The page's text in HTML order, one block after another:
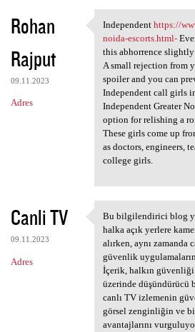
Rohan
Rajput
09.11.2023
Adres
Independent
Independent https://
noida-escorts.html-
this abhorrence
A small rejection from
spoiler and you can
Independent call girls
Independent Greater
option for relishing a
These girls come up
as doctors, engineers,
college girls.
Canli TV
09.11.2023
Adres
Bu bilgilendirici
Bu bilgilendirici blog
halka açık yerlere
alırken, aynı zamanda
güvenlik
İçerik, halkın
üzerinde düşündürücü
canlı TV izlemenin
görsel zenginliğin ve
avantajlarını